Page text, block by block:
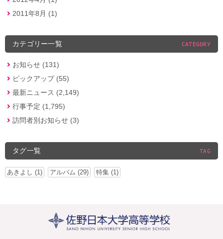
2011年8月 (1)
カテゴリー一覧 CATEGORY
お知らせ (131)
ピックアップ (55)
最新ニュース (2,149)
行事予定 (1,795)
訪問者別お知らせ (3)
タグ一覧 TAG
あきよし (1) アルバム (29) 特集 (1)